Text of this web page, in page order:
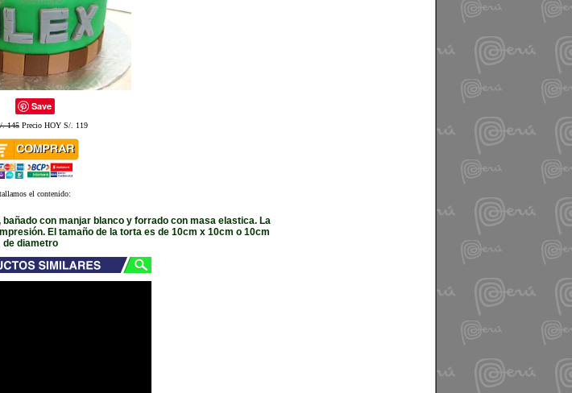
Save
. 145Precio HOY S/. 119
el contenido:
con manjar blanco y forrado con masa elastica. La
El tamaño de la torta es de 10cm x 10cm o 10cm
de diametro